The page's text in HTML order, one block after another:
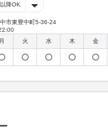
降OK
市東豊中町5-36-24
月
火 水 木 金